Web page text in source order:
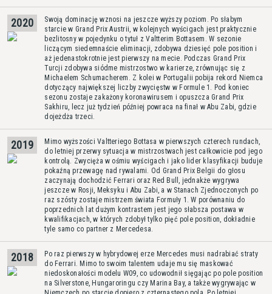
2020
Swoją dominację wznosi na jeszcze wyższy poziom. Po słabym
starcie w Grand Prix Austrii, w kolejnych wyścigach jest praktycznie
bezlitosny w pojedynku o tytuł z Valtterim Bottasem. W sezonie
liczącym siedemnaście eliminacji, zdobywa dziesięć pole position i
aż jedenastokrotnie jest pierwszy na mecie. Podczas Grand Prix
Turcji zdobywa siódme mistrzostwo w karierze, zrównując się z
Michaelem Schumacherem. Z kolei w Portugalii pobija rekord Niemca
dotyczący największej liczby zwycięstw w Formule 1. Pod koniec
sezonu zostaje zakażony koronawirusem i opuszcza Grand Prix
Sakhiru, lecz już tydzień później powraca na finał w Abu Zabi, gdzie
dojeżdża trzeci.
2019
Mimo wyższości Valtteriego Bottasa w pierwszych czterech rundach,
do letniej przerwy sytuacja w mistrzostwach jest całkowicie pod jego
kontrolą. Zwycięża w ośmiu wyścigach i jako lider klasyfikacji buduje
pokaźną przewagę nad rywalami. Od Grand Prix Belgii do głosu
zaczynają dochodzić Ferrari oraz Red Bull, jednakże wygrywa
jeszcze w Rosji, Meksyku i Abu Zabi, a w Stanach Zjednoczonych po
raz szósty zostaje mistrzem świata Formuły 1. W porównaniu do
poprzednich lat dużym kontrastem jest jego słabsza postawa w
kwalifikacjach, w których zdobył tylko pięć pole position, dokładnie
tyle samo co partner z Mercedesa.
2018
Po raz pierwszy w hybrydowej erze Mercedes musi nadrabiać straty
do Ferrari. Mimo to swoim talentem udaje mu się maskować
niedoskonałości modelu W09, co udowodnił sięgając po pole position
na Silverstone, Hungaroringu czy Marina Bay, a także wygrywając w